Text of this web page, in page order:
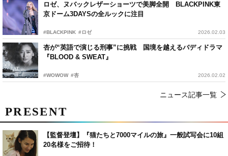
ロゼ、ヌバックレザーショーツで美脚全開 BLACKPINK東
京ドーム3DAYSの全ルックに注目
#BLACKPINK #ロゼ 2026.02.03
杏が“英語で演じる刑事”に挑戦 国境を越えるバディドラマ
『BLOOD & SWEAT』
#WOWOW #杏 2026.02.02
ニュース記事一覧
PRESENT
【監督登壇】『猫たちと7000マイルの旅』一般試写会に10組
20名様をご招待！